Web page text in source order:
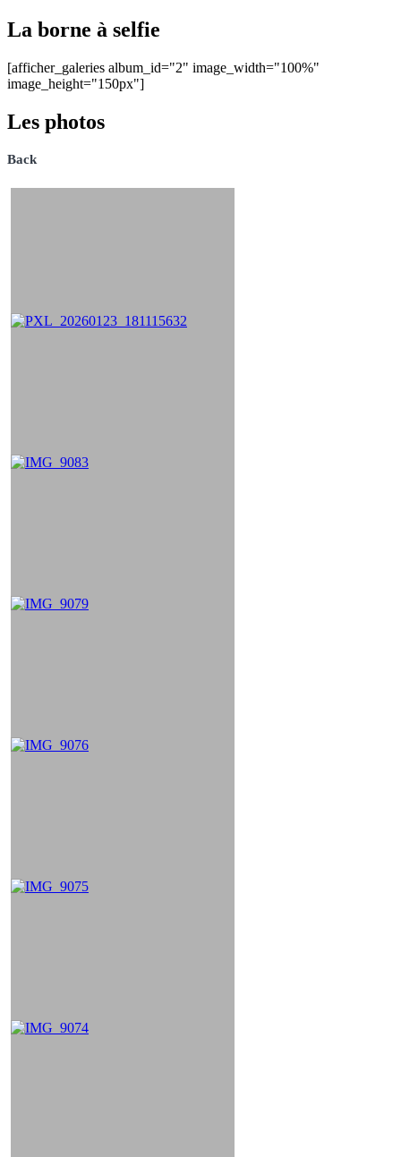
La borne à selfie
[afficher_galeries album_id="2" image_width="100%"
image_height="150px"]
Les photos
Back